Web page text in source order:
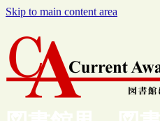
Skip to main content area